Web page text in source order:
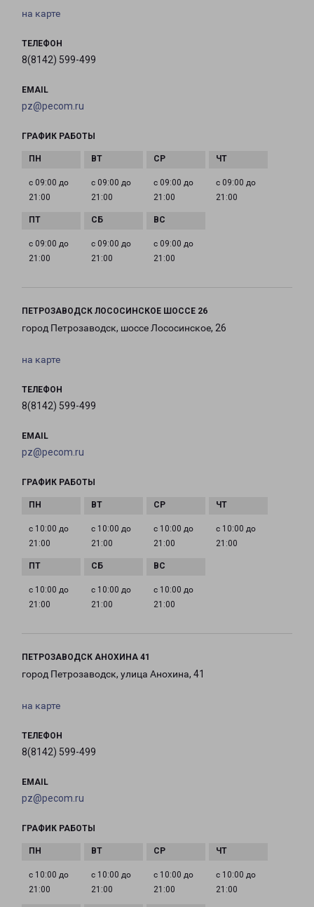
на карте
ТЕЛЕФОН
8(8142) 599-499
EMAIL
pz@pecom.ru
ГРАФИК РАБОТЫ
с 09:00 до
21:00
с 09:00 до
21:00
с 09:00 до
21:00
с 09:00 до
21:00
с 09:00 до
21:00
с 09:00 до
21:00
с 09:00 до
21:00
ПЕТРОЗАВОДСК ЛОСОСИНСКОЕ ШОССЕ 26
город Петрозаводск, шоссе Лососинское, 26
на карте
ТЕЛЕФОН
8(8142) 599-499
EMAIL
pz@pecom.ru
ГРАФИК РАБОТЫ
с 10:00 до
21:00
с 10:00 до
21:00
с 10:00 до
21:00
с 10:00 до
21:00
с 10:00 до
21:00
с 10:00 до
21:00
с 10:00 до
21:00
ПЕТРОЗАВОДСК АНОХИНА 41
город Петрозаводск, улица Анохина, 41
на карте
ТЕЛЕФОН
8(8142) 599-499
EMAIL
pz@pecom.ru
ГРАФИК РАБОТЫ
с 10:00 до
21:00
с 10:00 до
21:00
с 10:00 до
21:00
с 10:00 до
21:00